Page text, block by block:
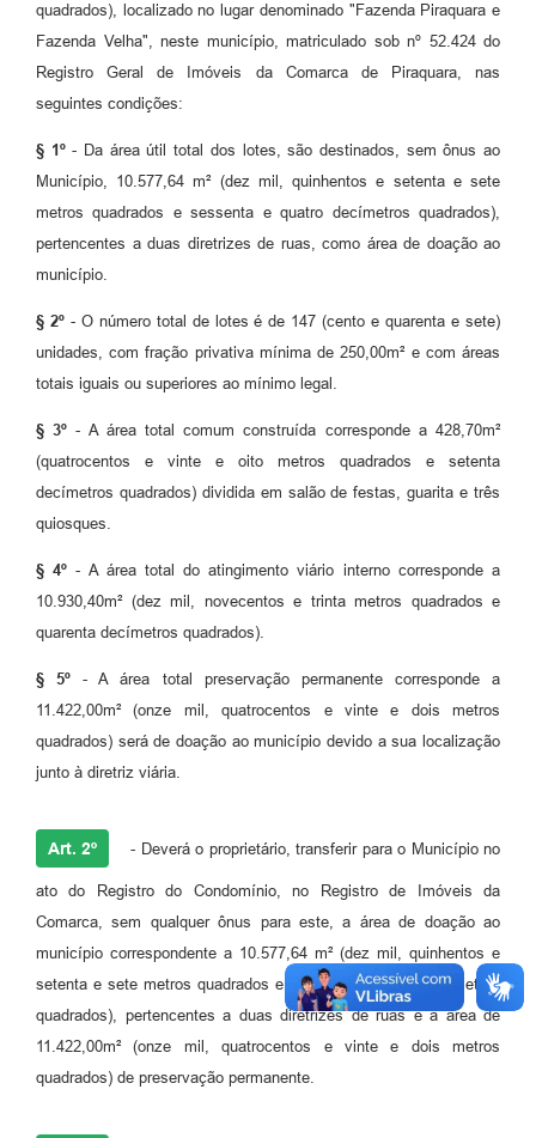
quadrados), localizado no lugar denominado "Fazenda Piraquara e
Fazenda Velha", neste município, matriculado sob nº 52.424 do
Registro Geral de Imóveis da Comarca de Piraquara, nas
seguintes condições:
§ 1º- Da área útil total dos lotes, são destinados, sem ônus ao
Município, 10.577,64 m² (dez mil, quinhentos e setenta e sete
metros quadrados e sessenta e quatro decímetros quadrados),
pertencentes a duas diretrizes de ruas, como área de doação ao
município.
§ 2º- O número total de lotes é de 147 (cento e quarenta e sete)
unidades, com fração privativa mínima de 250,00m² e com áreas
totais iguais ou superiores ao mínimo legal.
§ 3º - A área total comum construída corresponde a 428,70m²
(quatrocentos e vinte e oito metros quadrados e setenta
decímetros quadrados) dividida em salão de festas, guarita e três
quiosques.
§ 4º - A área total do atingimento viário interno corresponde a
10.930,40m² (dez mil, novecentos e trinta metros quadrados e
quarenta decímetros quadrados).
§ 5º - A área total preservação permanente corresponde a
11.422,00m² (onze mil, quatrocentos e vinte e dois metros
quadrados) será de doação ao município devido a sua localização
junto à diretriz viária.
Art. 2º - Deverá o proprietário, transferir para o Município no
ato do Registro do Condomínio, no Registro de Imóveis da
Comarca, sem qualquer ônus para este, a área de doação ao
município correspondente a 10.577,64 m² (dez mil, quinhentos e
setenta e sete metros quadrados e sessenta e quatro decímetros
quadrados), pertencentes a duas diretrizes de ruas e a área de
11.422,00m² (onze mil, quatrocentos e vinte e dois metros
quadrados) de preservação permanente.